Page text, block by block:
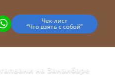
Чек-лист
“Что взять с собой”
на Занзибаре